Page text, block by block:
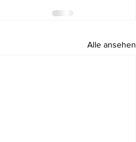
Alle ansehen